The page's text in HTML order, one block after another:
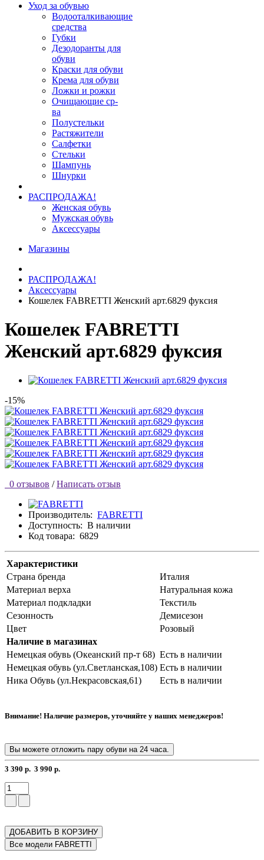
Уход за обувью
Водооталкивающие
средства
Губки
Дезодоранты для
обуви
Краски для обуви
Крема для обуви
Ложки и рожки
Очищающие ср-
ва
Полустельки
Растяжители
Салфетки
Стельки
Шампунь
Шнурки
РАСПРОДАЖА!
Женская обувь
Мужская обувь
Аксессуары
Магазины
РАСПРОДАЖА!
Аксессуары
Кошелек FABRETTI Женский арт.6829 фуксия
Кошелек FABRETTI
Женский арт.6829 фуксия
-15%
0 отзывов / Написать отзыв
Производитель: FABRETTI
Доступность: В наличии
Код товара: 6829
Характеристики
Страна бренда
Италия
Материал верха
Натуральная кожа
Материал подкладки
Текстиль
Сезонность
Демисезон
Цвет
Розовый
Наличие в магазинах
Немецкая обувь (Океанский пр-т 68) Есть в наличии
Немецкая обувь (ул.Светланская,108) Есть в наличии
Ника Обувь (ул.Некрасовская,61)
Есть в наличии
Внимание! Наличие размеров, уточняйте у наших менеджеров!
Вы можете отложить пару обуви на 24 часа.
3 390 р. 3 990 р.
ДОБАВИТЬ В КОРЗИНУ